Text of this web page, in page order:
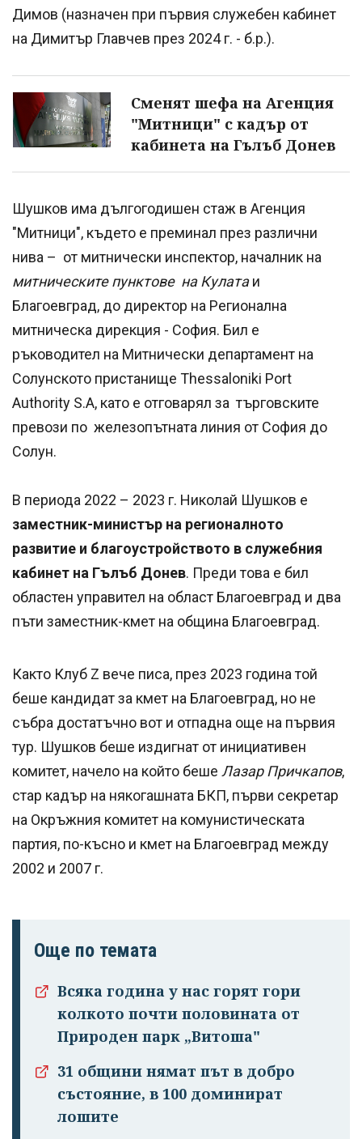
Димов (назначен при първия служебен кабинет
на Димитър Главчев през 2024 г. - б.р.).
Сменят шефа на Агенция
"Митници" с кадър от
кабинета на Гълъб Донев
Шушков има дългогодишен стаж в Агенция
"Митници", където е преминал през различни
нива – от митнически инспектор, началник на
митническите пунктове на Кулатаи
Благоевград, до директор на Регионална
митническа дирекция - София. Бил е
ръководител на Митнически департамент на
Солунското пристанище Thessaloniki Port
Authority S.A, като е отговарял за търговските
превози по железопътната линия от София до
Солун.
В периода 2022 – 2023 г. Николай Шушков е
заместник-министър на регионалното
развитие и благоустройството в служебния
кабинет на Гълъб Донев. Преди това е бил
областен управител на област Благоевград и два
пъти заместник-кмет на община Благоевград.
Както Клуб Z вече писа, през 2023 година той
беше кандидат за кмет на Благоевград, но не
събра достатъчно вот и отпадна още на първия
тур. Шушков беше издигнат от инициативен
комитет, начело на който беше Лазар Причкапов,
стар кадър на някогашната БКП, първи секретар
на Окръжния комитет на комунистическата
партия, по-късно и кмет на Благоевград между
2002 и 2007 г.
Още по темата
Всяка година у нас горят гори
колкото почти половината от
Природен парк „Витоша"
31 общини нямат път в добро
състояние, в 100 доминират
лошите